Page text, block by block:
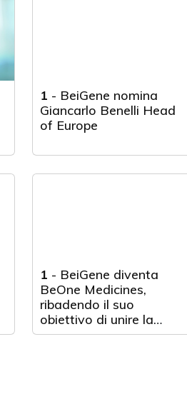
1 - BeiGene nomina
Giancarlo Benelli Head
of Europe
1 - BeiGene diventa
BeOne Medicines,
ribadendo il suo
obiettivo di unire la
comunità globale contro